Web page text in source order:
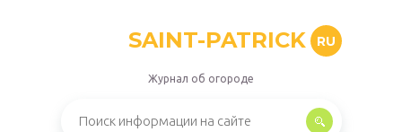
SAINT-PATRICK RU
Журнал об огороде